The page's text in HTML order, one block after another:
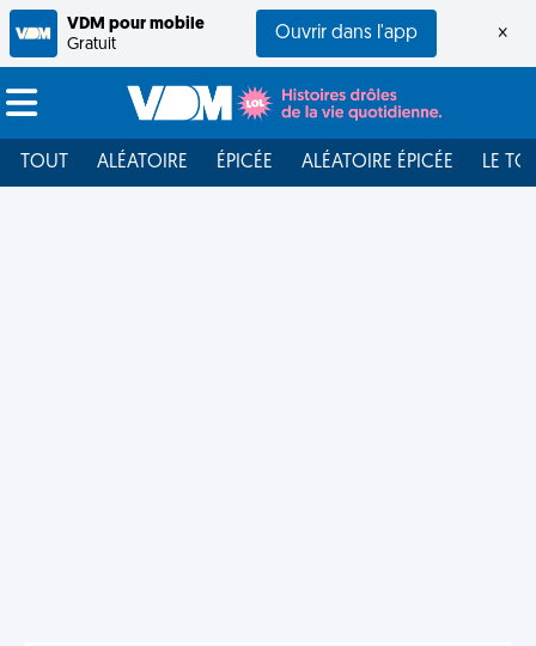
VDM pour mobile
Gratuit
Ouvrir dans l'app ×
TOUT ALÉATOIRE ÉPICÉE ALÉATOIRE ÉPICÉE LE